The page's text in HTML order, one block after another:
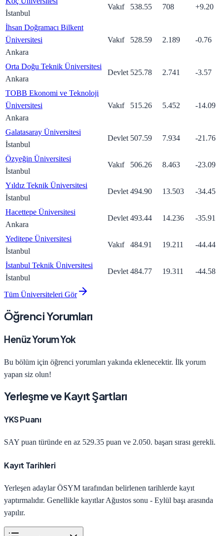
İstanbul
Vakıf 538.55 708 +9.20
İhsan Doğramacı Bilkent
Üniversitesi
Ankara
Vakıf 528.59 2.189 -0.76
Orta Doğu Teknik Üniversitesi
Ankara
Devlet 525.78 2.741 -3.57
TOBB Ekonomi ve Teknoloji
Üniversitesi
Ankara
Vakıf 515.26 5.452 -14.09
Galatasaray Üniversitesi
İstanbul
Devlet 507.59 7.934 -21.76
Özyeğin Üniversitesi
İstanbul
Vakıf 506.26 8.463 -23.09
Yıldız Teknik Üniversitesi
İstanbul
Devlet 494.90 13.503 -34.45
Hacettepe Üniversitesi
Ankara
Devlet 493.44 14.236 -35.91
Yeditepe Üniversitesi
İstanbul
Vakıf 484.91 19.211 -44.44
İstanbul Teknik Üniversitesi
İstanbul
Devlet 484.77 19.311 -44.58
Tüm Üniversiteleri Gör
Öğrenci Yorumları
Henüz Yorum Yok
Bu bölüm için öğrenci yorumları yakında eklenecektir. İlk yorum
yapan siz olun!
Yerleşme ve Kayıt Şartları
YKS Puanı
SAY puan türünde en az 529.35 puan ve 2.050. başarı sırası gerekli.
Kayıt Tarihleri
Yerleşen adaylar ÖSYM tarafından belirlenen tarihlerde kayıt
yaptırmalıdır. Genellikle kayıtlar Ağustos sonu - Eylül başı arasında
yapılır.